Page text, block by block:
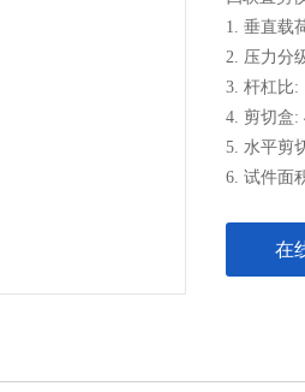
1. 垂直载
2. 压力分
3. 杆杠比:
4. 剪切盒:
5. 水平剪
6. 试件面
8. 功率:
在